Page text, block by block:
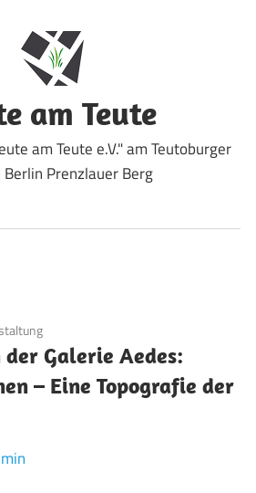
am Teute
am Teute e.V." am Teutoburger
Prenzlauer Berg
Galerie Aedes:
– Eine Topografie der